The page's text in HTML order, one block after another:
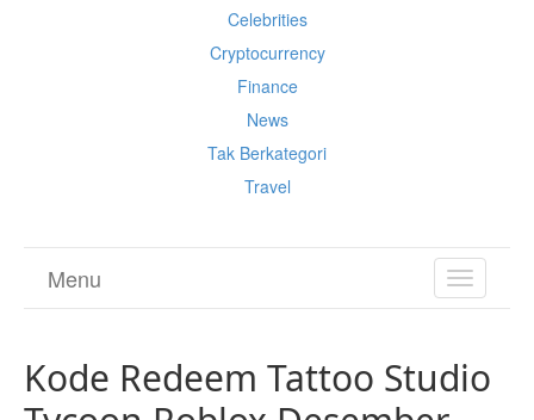
Celebrities
Cryptocurrency
Finance
News
Tak Berkategori
Travel
TOGGLE
Menu
Kode Redeem Tattoo Studio